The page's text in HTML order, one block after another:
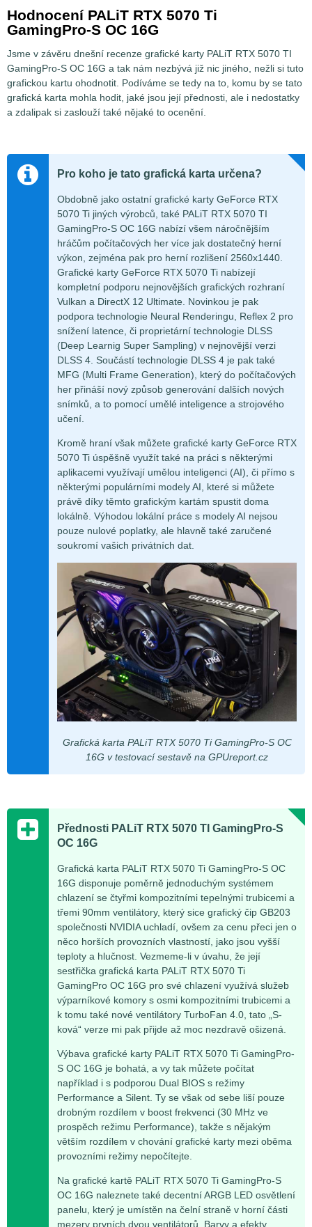
Hodnocení PALiT RTX 5070 Ti
GamingPro-S OC 16G
Jsme v závěru dnešní recenze grafické karty PALiT RTX 5070 TI
GamingPro-S OC 16G a tak nám nezbývá již nic jiného, nežli si tuto
grafickou kartu ohodnotit. Podíváme se tedy na to, komu by se tato
grafická karta mohla hodit, jaké jsou její přednosti, ale i nedostatky
a zdalipak si zaslouží také nějaké to ocenění.
Pro koho je tato grafická karta určena?
Obdobně jako ostatní grafické karty GeForce RTX
5070 Ti jiných výrobců, také PALiT RTX 5070 TI
GamingPro-S OC 16G nabízí všem náročnějším
hráčům počítačových her více jak dostatečný herní
výkon, zejména pak pro herní rozlišení 2560x1440.
Grafické karty GeForce RTX 5070 Ti nabízejí
kompletní podporu nejnovějších grafických rozhraní
Vulkan a DirectX 12 Ultimate. Novinkou je pak
podpora technologie Neural Renderingu, Reflex 2 pro
snížení latence, či proprietární technologie DLSS
(Deep Learnig Super Sampling) v nejnovější verzi
DLSS 4. Součástí technologie DLSS 4 je pak také
MFG (Multi Frame Generation), který do počítačových
her přináší nový způsob generování dalších nových
snímků, a to pomocí umělé inteligence a strojového
učení.
Kromě hraní však můžete grafické karty GeForce RTX
5070 Ti úspěšně využít také na práci s některými
aplikacemi využívají umělou inteligenci (AI), či přímo s
některými populárními modely AI, které si můžete
právě díky těmto grafickým kartám spustit doma
lokálně. Výhodou lokální práce s modely AI nejsou
pouze nulové poplatky, ale hlavně také zaručené
soukromí vašich privátních dat.
Grafická karta PALiT RTX 5070 Ti GamingPro-S OC
16G v testovací sestavě na GPUreport.cz
Přednosti PALiT RTX 5070 TI GamingPro-S
OC 16G
Grafická karta PALiT RTX 5070 Ti GamingPro-S OC
16G disponuje poměrně jednoduchým systémem
chlazení se čtyřmi kompozitními tepelnými trubicemi a
třemi 90mm ventilátory, který sice grafický čip GB203
společnosti NVIDIA uchladí, ovšem za cenu přeci jen o
něco horších provozních vlastností, jako jsou vyšší
teploty a hlučnost. Vezmeme-li v úvahu, že její
sestřička grafická karta PALiT RTX 5070 Ti
GamingPro OC 16G pro své chlazení využívá služeb
výparníkové komory s osmi kompozitními trubicemi a
k tomu také nové ventilátory TurboFan 4.0, tato „S-
ková“ verze mi pak přijde až moc nezdravě ošizená.
Výbava grafické karty PALiT RTX 5070 Ti GamingPro-
S OC 16G je bohatá, a vy tak můžete počítat
například i s podporou Dual BIOS s režimy
Performance a Silent. Ty se však od sebe liší pouze
drobným rozdílem v boost frekvenci (30 MHz ve
prospěch režimu Performance), takže s nějakým
větším rozdílem v chování grafické karty mezi oběma
provozními režimy nepočítejte.
Na grafické kartě PALiT RTX 5070 Ti GamingPro-S
OC 16G naleznete také decentní ARGB LED osvětlení
panelu, který je umístěn na čelní straně v horní části
mezery prvních dvou ventilátorů. Barvy a efekty